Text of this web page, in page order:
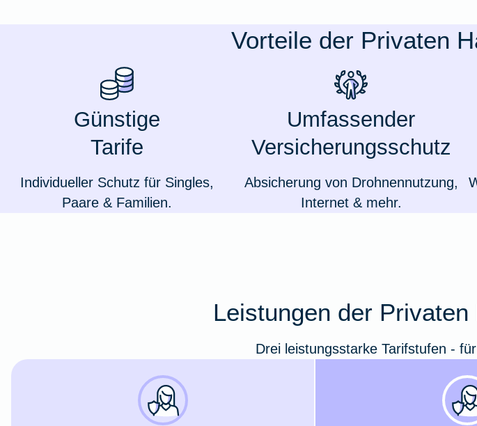
Oldtimersammlungsversicherung
Zur Produktübersicht
Vorteile der Privaten
Günstige
Tarife
Individueller Schutz für Singles,
Paare & Familien.
Umfassender
Versicherungsschutz
Absicherung von Drohnennutzung,
Internet & mehr.
Leistungen der
Drei leistungsstarke Tarifstufen -